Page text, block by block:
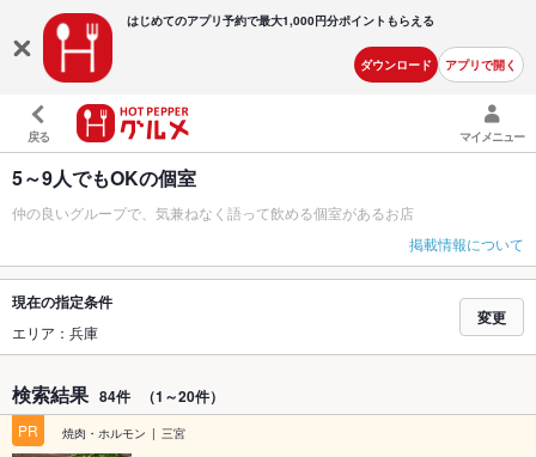
はじめてのアプリ予約で最大1,000円分ポイントもらえる
ダウンロード アプリで開く
戻る マイメニュー
5～9人でもOKの個室
仲の良いグループで、気兼ねなく語って飲める個室があるお店
掲載情報について
現在の指定条件
エリア：兵庫
変更
検索結果 84件 （1～20件）
PR 焼肉・ホルモン 三宮